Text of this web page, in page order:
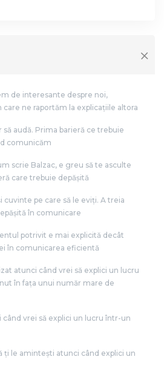
de interesante despre noi,
care ne raportăm la explicațiile altora
audă. Prima barieră ce trebuie
comunicăm
scrie Balzac, e greu să te asculte
care trebuie depășită
cuvinte pe care să le eviți. A treia
în comunicare
potrivit e mai explicită decât
în comunicarea eficientă
atunci când vrei să explici un lucru
în fața unui număr mare de
vrei să explici un lucru într-un
ți le amintești atunci când explici un